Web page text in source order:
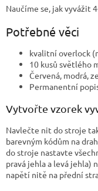
Naučíme se, jak vyvážit
Potřebné věci
kvalitní overlock
10 kusů světlého
Červená, modrá,
Permanentní
Vytvořte vzorek
Navlečte nit do stroje
barevným kódům na
do stroje nastavte
pravá jehla a levá jehla)
napětí nitě na přední